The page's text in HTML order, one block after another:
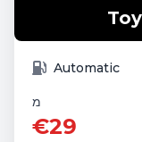
Automatic
מ
€29